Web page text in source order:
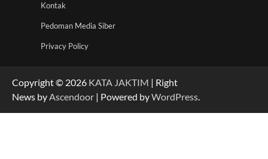
Kontak
Pedoman Media Siber
Privacy Policy
Copyright © 2026 KATA JAKTIM | Right
News byAscendoor | Powered byWordPress.